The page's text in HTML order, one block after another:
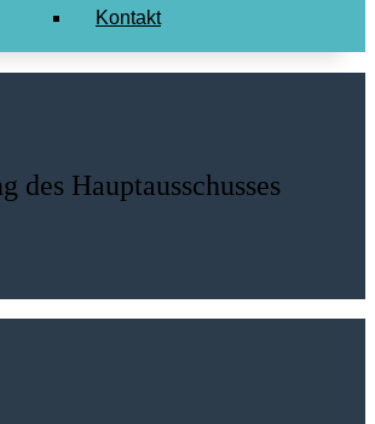
Kontakt
des Hauptausschusses